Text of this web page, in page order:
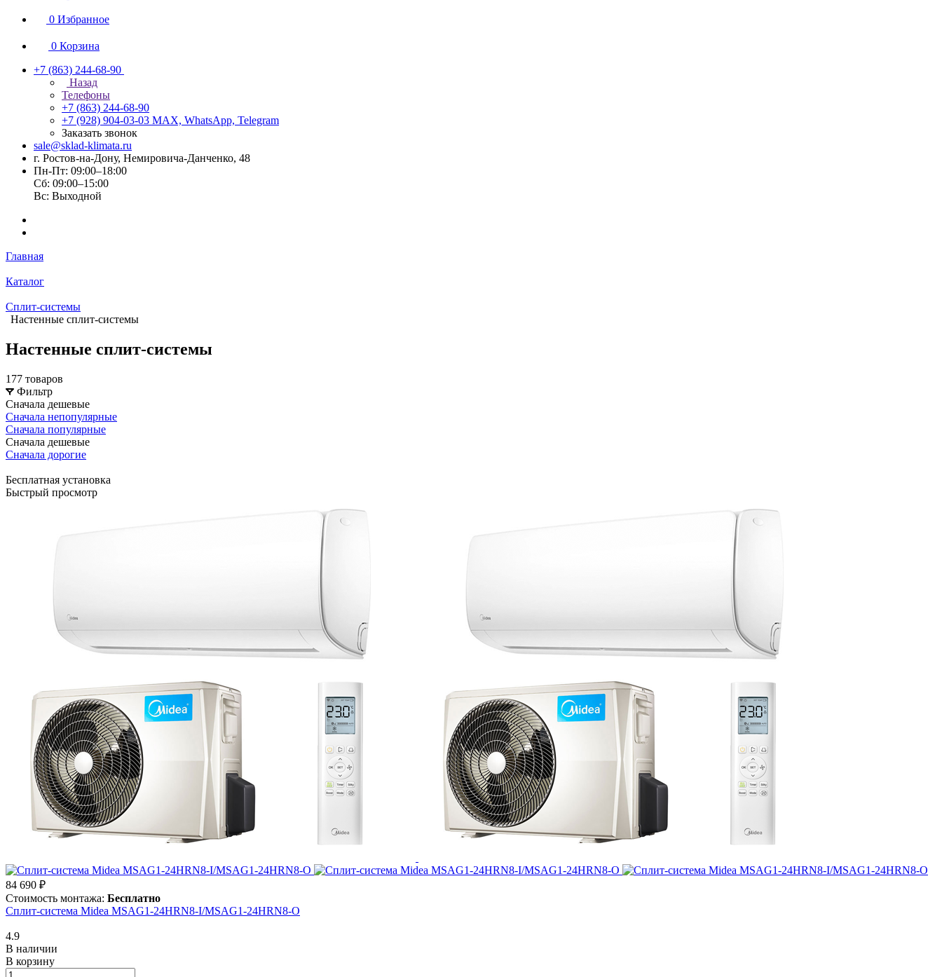
0 Избранное
0 Корзина
+7 (863) 244-68-90
Назад
Телефоны
+7 (863) 244-68-90
+7 (928) 904-03-03 MAX, WhatsApp, Telegram
Заказать звонок
sale@sklad-klimata.ru
г. Ростов-на-Дону, Немировича-Данченко, 48
Пн-Пт: 09:00–18:00
Сб: 09:00–15:00
Вс: Выходной
Главная
Каталог
Сплит-системы
Настенные сплит-системы
Настенные сплит-системы
177 товаров
Фильтр
Сначала дешевые
Сначала непопулярные
Сначала популярные
Сначала дешевые
Сначала дорогие
Бесплатная установка
Быстрый просмотр
84 690 ₽
Стоимость монтажа: Бесплатно
Сплит-система Midea MSAG1-24HRN8-I/MSAG1-24HRN8-O
4.9
В наличии
В корзину